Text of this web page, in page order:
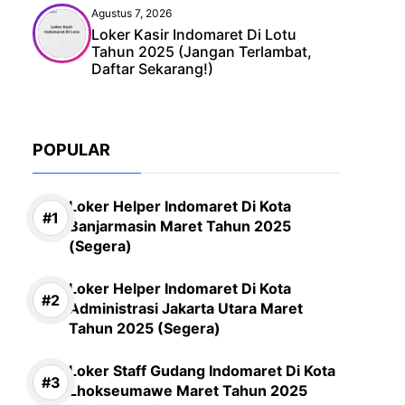
Agustus 7, 2026
Loker Kasir Indomaret Di Lotu
Tahun 2025 (Jangan Terlambat,
Daftar Sekarang!)
POPULAR
Loker Helper Indomaret Di Kota
Banjarmasin Maret Tahun 2025
(Segera)
Loker Helper Indomaret Di Kota
Administrasi Jakarta Utara Maret
Tahun 2025 (Segera)
Loker Staff Gudang Indomaret Di Kota
Lhokseumawe Maret Tahun 2025